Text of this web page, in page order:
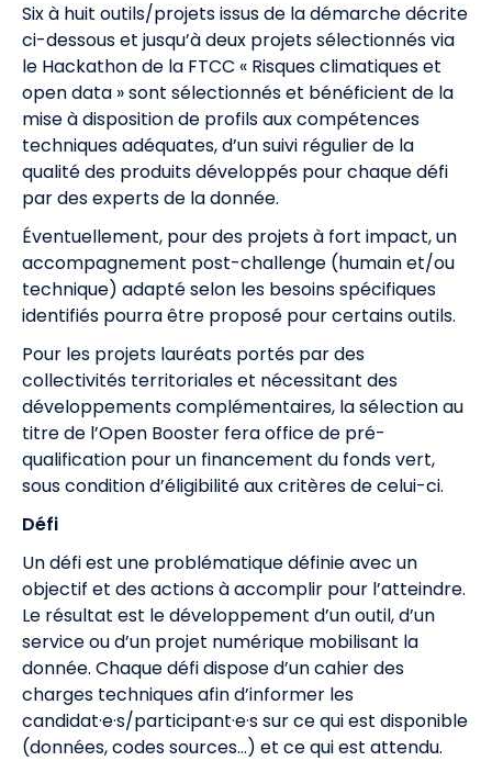
Six à huit outils/projets issus de la démarche décrite
ci-dessous et jusqu’à deux projets sélectionnés via
le Hackathon de la FTCC « Risques climatiques et
open data » sont sélectionnés et bénéficient de la
mise à disposition de profils aux compétences
techniques adéquates, d’un suivi régulier de la
qualité des produits développés pour chaque défi
par des experts de la donnée.
Éventuellement, pour des projets à fort impact, un
accompagnement post-challenge (humain et/ou
technique) adapté selon les besoins spécifiques
identifiés pourra être proposé pour certains outils.
Pour les projets lauréats portés par des
collectivités territoriales et nécessitant des
développements complémentaires, la sélection au
titre de l’Open Booster fera office de pré-
qualification pour un financement du fonds vert,
sous condition d’éligibilité aux critères de celui-ci.
Défi
Un défi est une problématique définie avec un
objectif et des actions à accomplir pour l’atteindre.
Le résultat est le développement d’un outil, d’un
service ou d’un projet numérique mobilisant la
donnée. Chaque défi dispose d’un cahier des
charges techniques afin d’informer les
candidat·e·s/participant·e·s sur ce qui est disponible
(données, codes sources…) et ce qui est attendu.